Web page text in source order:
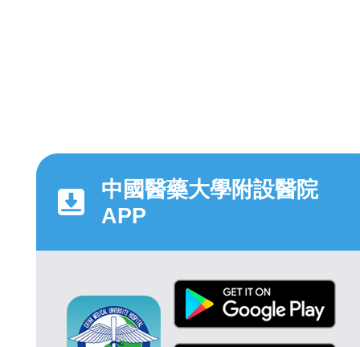
中國醫藥大學附設醫院
APP